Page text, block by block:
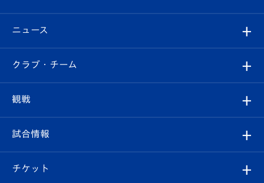
ニュース
すべて
クラブ
試合情報
クラブ・チーム
クラブ概要
観戦
観戦ルール
試合情報
試合日程/結果
チケット